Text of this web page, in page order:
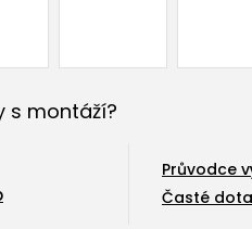
s montáží?
Průvodce
Časté